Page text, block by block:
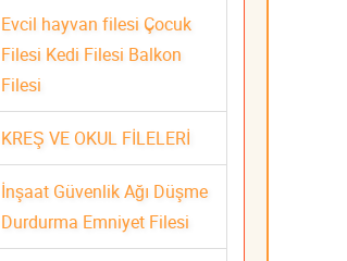
Evcil hayvan filesi Çocuk
Filesi Kedi Filesi Balkon
Filesi
KREŞ VE OKUL FİLELERİ
İnşaat Güvenlik Ağı Düşme
Durdurma Emniyet Filesi